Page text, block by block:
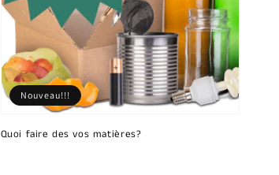
Quoi faire des vos matières?
Nouveau!!!